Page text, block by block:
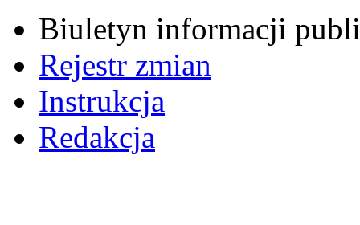
Biuletyn informacji
Rejestr zmian
Instrukcja
Redakcja